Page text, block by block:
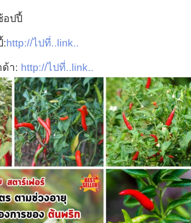
อปปี้
:http://ไปที่..link..
า: http://ไปที่..link..